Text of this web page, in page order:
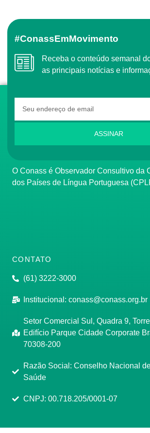
#ConassEmMovimento
Receba o conteúdo semanal do Conass com
as principais notícias e
ASSINAR
O Conass é Observador Consultivo da Comunidade
dos Países de Língua Portuguesa
CONTATO
(61) 3222-3000
Institucional: conass@conass.org.br
Setor Comercial Sul, Quadra 9,
Edifício Parque Cidade Corporate
70308-200
Razão Social: Conselho Nacional
Saúde
CNPJ: 00.718.205/0001-07